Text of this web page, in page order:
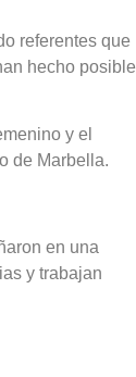
referentes que
hecho posible
y el
de Marbella.
en una
y trabajan